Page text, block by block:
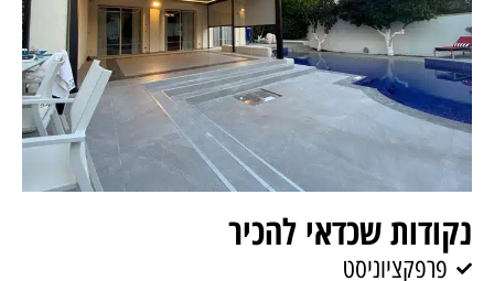
נקודות שכדאי להכיר
פרפקציוניסט